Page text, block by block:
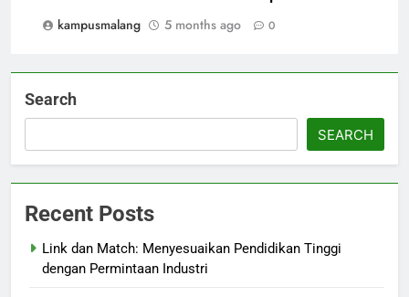
kampusmalang
5 months ago 0
Search
SEARCH
Recent Posts
Link dan Match: Menyesuaikan Pendidikan Tinggi
dengan Permintaan Industri